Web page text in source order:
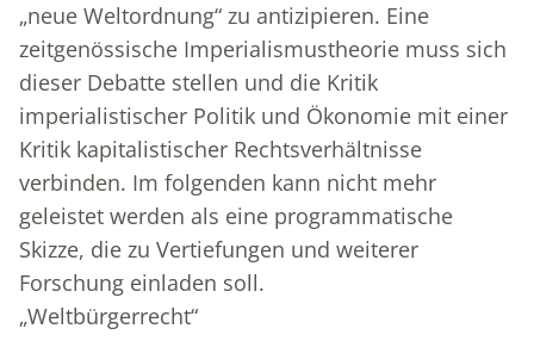
„neue Weltordnung“ zu antizipieren. Eine
zeitgenössische Imperialismustheorie muss sich
dieser Debatte stellen und die Kritik
imperialistischer Politik und Ökonomie mit einer
Kritik kapitalistischer Rechtsverhältnisse
verbinden. Im folgenden kann nicht mehr
geleistet werden als eine programmatische
Skizze, die zu Vertiefungen und weiterer
Forschung einladen soll.
„Weltbürgerrecht“